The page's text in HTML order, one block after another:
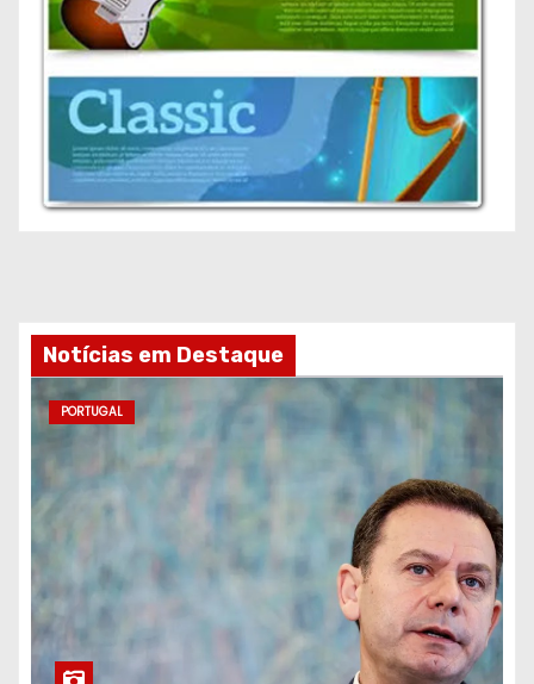
Notícias em Destaque
PORTUGAL